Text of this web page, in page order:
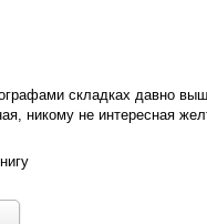
складках давно
никому не интересная